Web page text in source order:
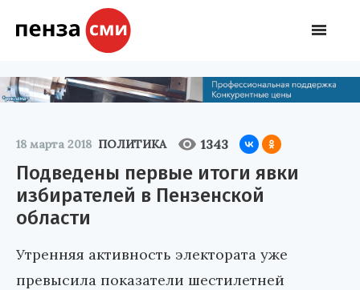
18 марта 2018 ПОЛИТИКА 1343
Подведены первые итоги явки
избирателей в Пензенской
области
Утренняя активность электората уже
превысила показатели шестилетней